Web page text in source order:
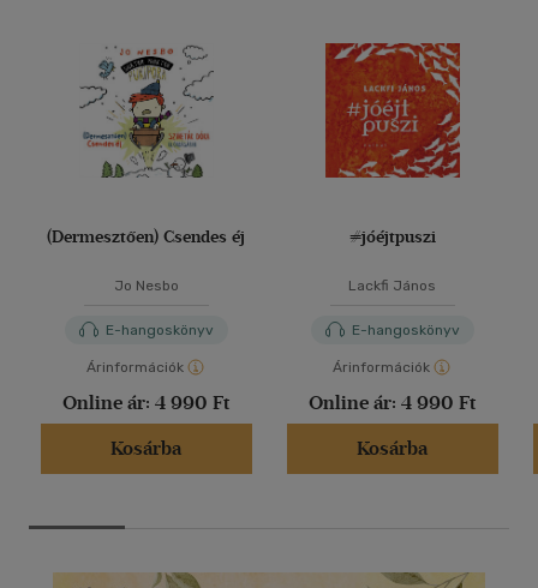
(Dermesztően) Csendes éj
Jo Nesbo
E-hangoskönyv
Árinformációk
Online ár: 4 990 Ft
Kosárba
#jóéjtpuszi
Lackfi János
E-hangoskönyv
Árinformációk
Online ár: 4 990 Ft
Kosárba